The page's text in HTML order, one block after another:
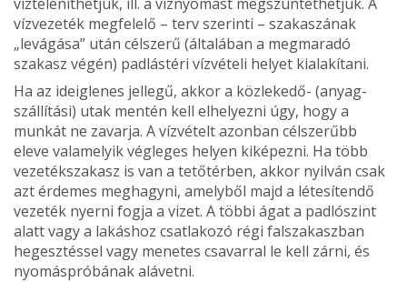
vízvezeték megfelelő – terv szerinti – szakaszának
„levágása” után célszerű (általában a meg­maradó
szakasz végén) padlástéri vízvételi helyet kialakí­tani.
Ha az ideiglenes jellegű, akkor a közlekedő- (anyag­
szállítási) utak mentén kell elhelyezni úgy, hogy a
munkát ne zavarja. A vízvételt azonban célszerűbb
eleve valame­lyik végleges helyen kiképezni. Ha több
vezetékszakasz is van a tetőtérben, akkor nyilván csak
azt érdemes meg­hagyni, amelyből majd a létesítendő
vezeték nyerni fogja a vizet. A többi ágat a padlószint
alatt vagy a lakáshoz csatlakozó régi falszakaszban
hegesztéssel vagy menetes csavarral le kell zárni, és
nyomáspróbának alávetni.